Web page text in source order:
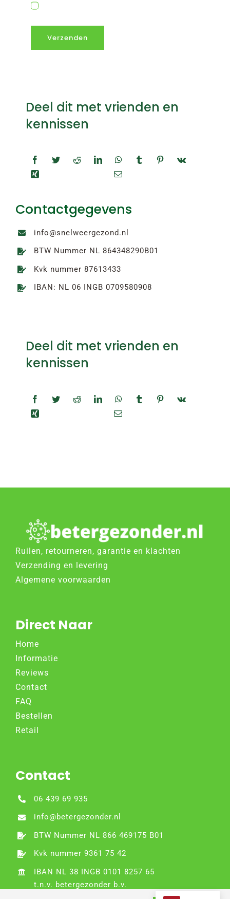
Verzenden
Deel dit met vrienden en
kennissen
Contactgegevens
info@snelweergezond.nl
BTW Nummer NL 864348290B01
Kvk nummer 87613433
IBAN: NL 06 INGB 0709580908
Deel dit met vrienden en
kennissen
Ruilen, retourneren, garantie en klachten
Verzending en levering
Algemene voorwaarden
Direct Naar
Home
Informatie
Reviews
Contact
FAQ
Bestellen
Retail
Contact
06 439 69 935
info@betergezonder.nl
BTW Nummer NL 866 469175 B01
Kvk nummer 9361 75 42
IBAN NL 38 INGB 0101 8257 65
t.n.v. betergezonder b.v.